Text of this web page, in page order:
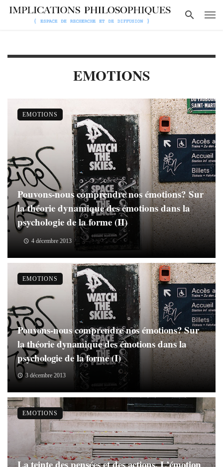
EMOTIONS
Pouvons-nous comprendre nos émotions? Sur
la théorie dynamique des émotions dans la
psychologie de la forme (II)
4 décembre 2013
EMOTIONS
Pouvons-nous comprendre nos émotions? Sur
la théorie dynamique des émotions dans la
psychologie de la forme (I)
3 décembre 2013
EMOTIONS
La teinte des pensées et des actions. L’émotion
EMOTIONS